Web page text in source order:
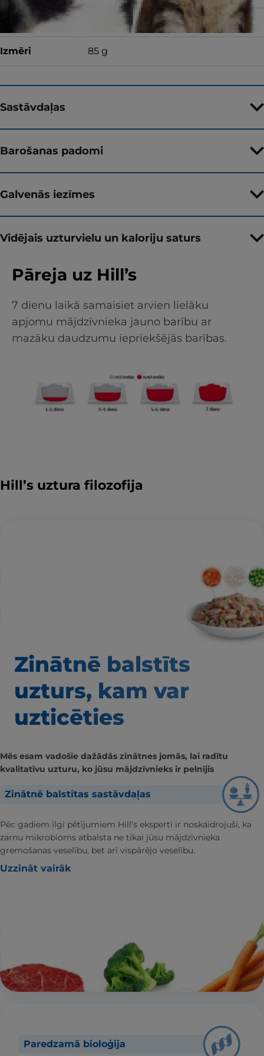
ar liellopu gaļu
Izmēri 85 g
Sastāvdaļas
Barošanas padomi
Galvenās iezīmes
Vidējais uzturvielu un kaloriju saturs
Pāreja uz Hill’s
7 dienu laikā samaisiet arvien lielāku
apjomu mājdzīvnieka jauno barību ar
mazāku daudzumu iepriekšējās barības.
Hill’s uztura filozofija
Zinātnē balstīts
uzturs, kam var
uzticēties
Mēs esam vadošie dažādās zinātnes jomās, lai radītu
kvalitatīvu uzturu, ko jūsu mājdzīvnieks ir pelnījis
Zinātnē balstītas sastāvdaļas
Pēc gadiem ilgi pētījumiem Hill’s eksperti ir noskaidrojuši, ka
zarnu mikrobioms atbalsta ne tikai jūsu mājdzīvnieka
gremošanas veselību, bet arī vispārējo veselību.
Uzzināt vairāk
Paredzamā bioloģija